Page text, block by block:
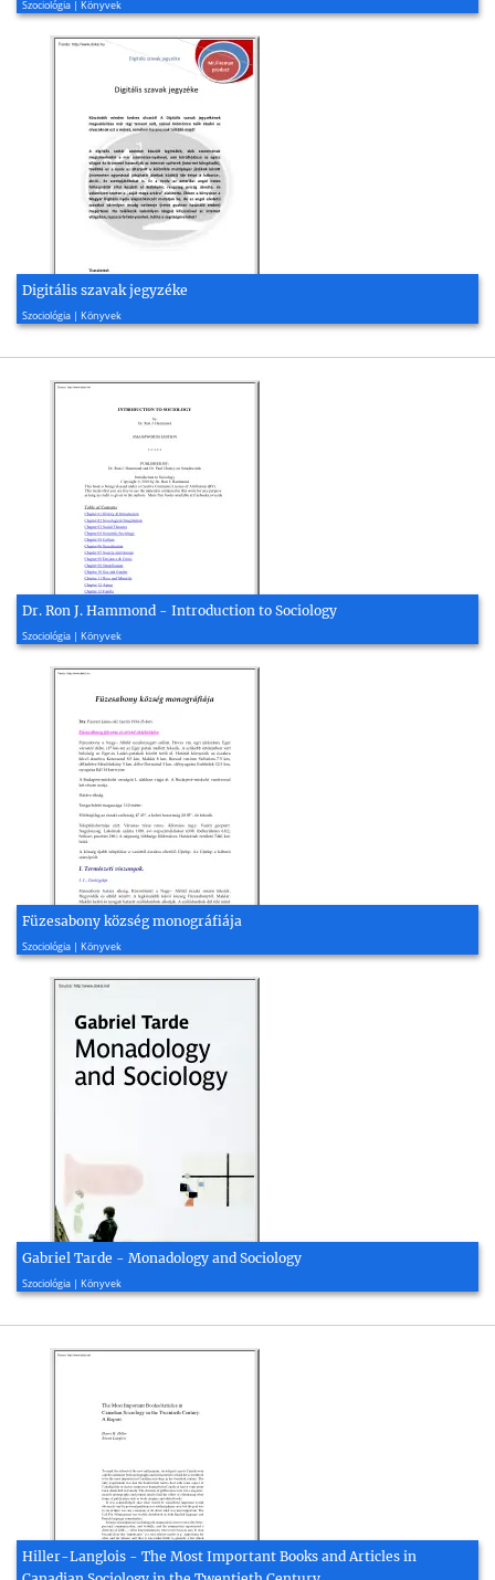
Szociológia | Könyvek
Digitális szavak jegyzéke
Szociológia | Könyvek
2007, 20 oldal
Dr. Ron J. Hammond - Introduction to Sociology
Szociológia | Könyvek
2010, 222 oldal
Füzesabony község monográfiája
Szociológia | Könyvek
1935, 71 oldal
Gabriel Tarde - Monadology and Sociology
Szociológia | Könyvek
2012, 105 oldal
Hiller-Langlois - The Most Important Books and Articles in